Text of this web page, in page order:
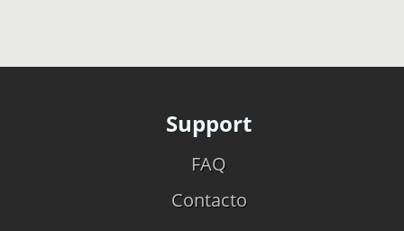
Support
FAQ
Contacto